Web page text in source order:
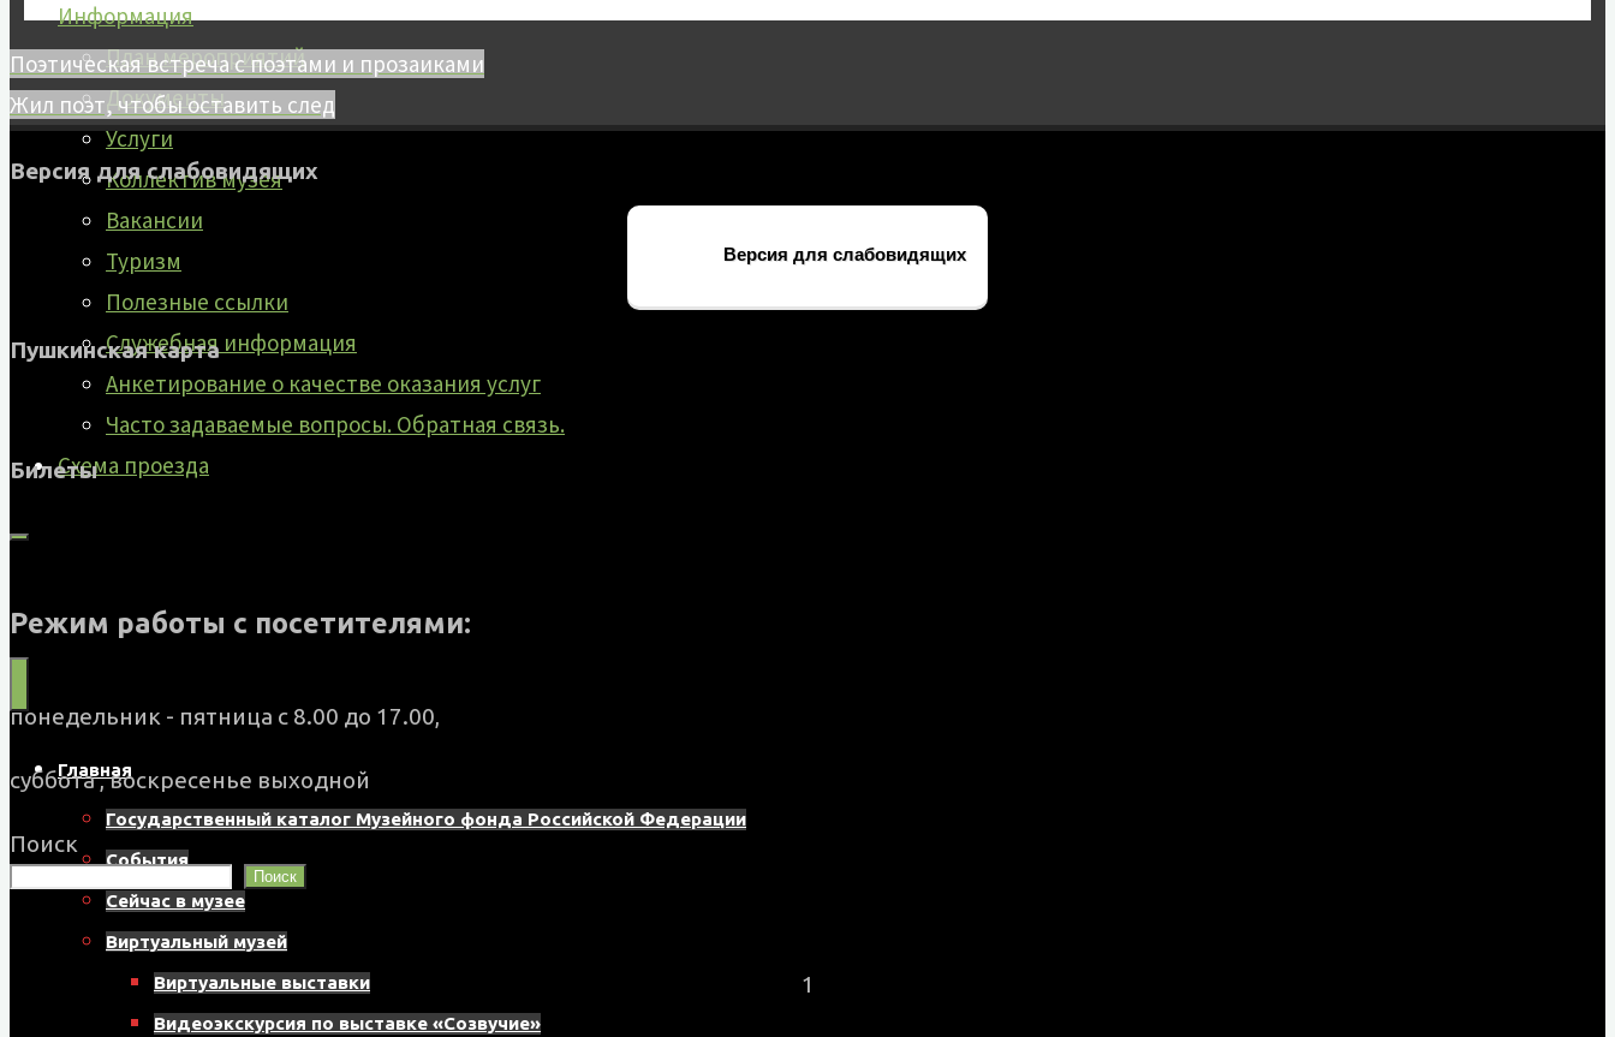
Информация
План мероприятий
Документы
Услуги
Коллектив музея
Вакансии
Туризм
Полезные ссылки
Служебная информация
Анкетирование о качестве оказания услуг
Часто задаваемые вопросы. Обратная связь.
Схема проезда
бюджетное
учреждение
культуры
выставочный
центр"
Назаровского
муниципального
Главная
Государственный каталог Музейного фонда Российской Федерации
События
Сейчас в музее
Виртуальный музей
Виртуальные выставки
Видеоэкскурсия по выставке «Созвучие»
Поэтическая встреча с поэтами и прозаиками
Жил поэт, чтобы оставить след
Версия для слабовидящих
Версия для слабовидящих
Пушкинская карта
Билеты
Режим работы с посетителями:
понедельник - пятница с 8.00 до 17.00,
суббота , воскресенье выходной
Поиск
Поиск
1